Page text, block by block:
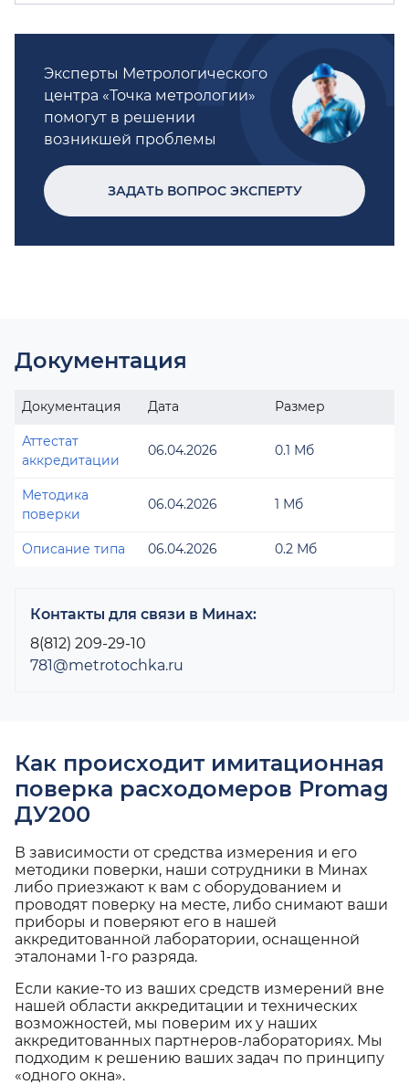
Эксперты Метрологического
центра «Точка метрологии»
помогут в решении
возникшей проблемы
ЗАДАТЬ ВОПРОС ЭКСПЕРТУ
Документация
Документация Дата Размер
Аттестат
аккредитации
06.04.2026 0.1 Мб
Методика
поверки
06.04.2026 1 Мб
Описание типа 06.04.2026 0.2 Мб
Контакты для связи в Минах:
8(812) 209-29-10
781@metrotochka.ru
Как происходит имитационная
поверка расходомеров Promag
ДУ200
В зависимости от средства измерения и его
методики поверки, наши сотрудники в Минах
либо приезжают к вам с оборудованием и
проводят поверку на месте, либо снимают ваши
приборы и поверяют его в нашей
аккредитованной лаборатории, оснащенной
эталонами 1-го разряда.
Если какие-то из ваших средств измерений вне
нашей области аккредитации и технических
возможностей, мы поверим их у наших
аккредитованных партнеров-лабораториях. Мы
подходим к решению ваших задач по принципу
«одного окна».